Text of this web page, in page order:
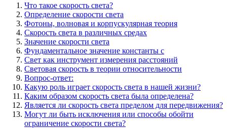
Что такое скорость света?
Определение скорости света
Фотоны, волновая и корпускулярная теория
Скорость света в различных средах
Значение скорости света
Фундаментальное значение константы c
Свет как инструмент измерения расстояний
Световая скорость в теории относительности
Вопрос-ответ:
Какую роль играет скорость света в нашей жизни?
Каким образом скорость света была определена?
Является ли скорость света пределом для передвижения?
Могут ли быть исключения или способы обойти
ограничение скорости света?